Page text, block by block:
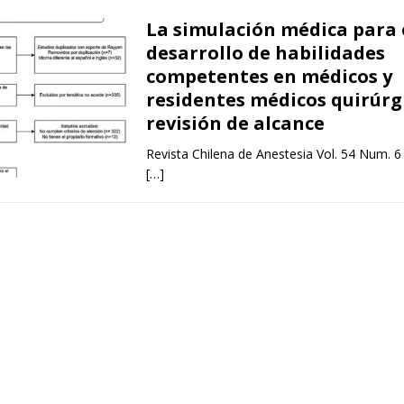
La simulación médica para
desarrollo de habilidades
competentes en médicos y
residentes médicos
revisión de alcance
Revista Chilena de Anestesia Vol. 54 Num.
[…]